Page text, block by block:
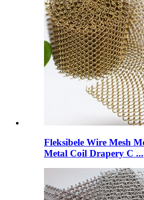
Fleksibele Wire Mesh
Metal Coil Drapery C ...